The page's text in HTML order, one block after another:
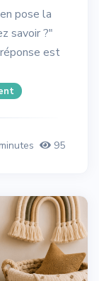
pose la
savoir ?"
est
95